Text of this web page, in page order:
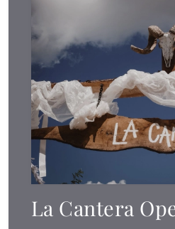
La Cantera